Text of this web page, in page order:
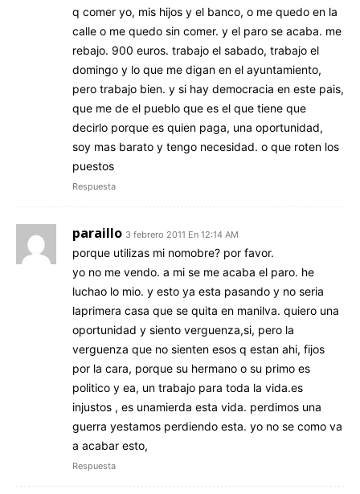
q comer yo, mis hijos y el banco, o me quedo en la
calle o me quedo sin comer. y el paro se acaba. me
rebajo. 900 euros. trabajo el sabado, trabajo el
domingo y lo que me digan en el ayuntamiento,
pero trabajo bien. y si hay democracia en este pais,
que me de el pueblo que es el que tiene que
decirlo porque es quien paga, una oportunidad,
soy mas barato y tengo necesidad. o que roten los
puestos
Respuesta
paraillo 3 febrero 2011 En 12:14 AM
porque utilizas mi nomobre? por favor.
yo no me vendo. a mi se me acaba el paro. he
luchao lo mio. y esto ya esta pasando y no seria
laprimera casa que se quita en manilva. quiero una
oportunidad y siento verguenza,si, pero la
verguenza que no sienten esos q estan ahi, fijos
por la cara, porque su hermano o su primo es
politico y ea, un trabajo para toda la vida.es
injustos , es unamierda esta vida. perdimos una
guerra yestamos perdiendo esta. yo no se como va
a acabar esto,
Respuesta